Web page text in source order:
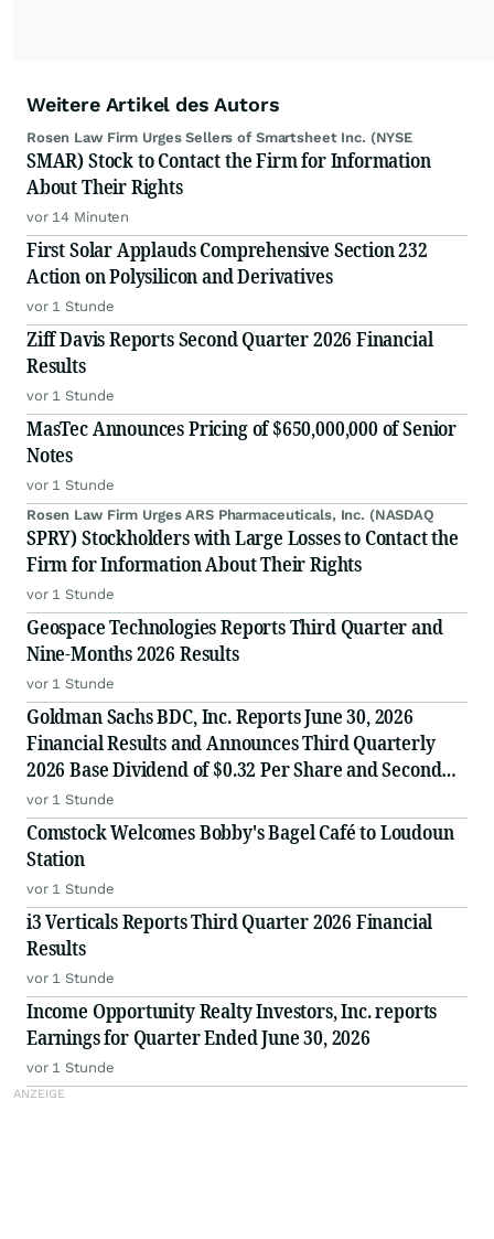
Weitere Artikel des Autors
Rosen Law Firm Urges Sellers of Smartsheet Inc. (NYSE
SMAR) Stock to Contact the Firm for Information
About Their Rights
vor 14 Minuten
First Solar Applauds Comprehensive Section 232
Action on Polysilicon and Derivatives
vor 1 Stunde
Ziff Davis Reports Second Quarter 2026 Financial
Results
vor 1 Stunde
MasTec Announces Pricing of $650,000,000 of Senior
Notes
vor 1 Stunde
Rosen Law Firm Urges ARS Pharmaceuticals, Inc. (NASDAQ
SPRY) Stockholders with Large Losses to Contact the
Firm for Information About Their Rights
vor 1 Stunde
Geospace Technologies Reports Third Quarter and
Nine-Months 2026 Results
vor 1 Stunde
Goldman Sachs BDC, Inc. Reports June 30, 2026
Financial Results and Announces Third Quarterly
2026 Base Dividend of $0.32 Per Share and Second
Quarter Supplemental Dividend of $0.03 Per Share.
vor 1 Stunde
Comstock Welcomes Bobby's Bagel Café to Loudoun
Station
vor 1 Stunde
i3 Verticals Reports Third Quarter 2026 Financial
Results
vor 1 Stunde
Income Opportunity Realty Investors, Inc. reports
Earnings for Quarter Ended June 30, 2026
vor 1 Stunde